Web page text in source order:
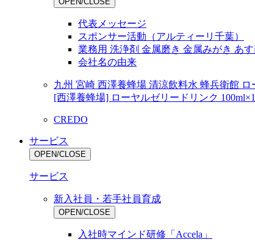
代表メッセージ
スポンサー活動（アルティーリ千葉）
業務用 洗浄剤 金属磨き 金属みがき あ
会社名の由来
九州 宮崎 西澤養蜂場 清涼飲料水 蜂兵衛館
[西澤養蜂場] ローヤルゼリードリンク
CREDO
サービス
OPEN/CLOSE
サービス
新入社員・若手社員育成
OPEN/CLOSE
入社時マインド研修「Accela」